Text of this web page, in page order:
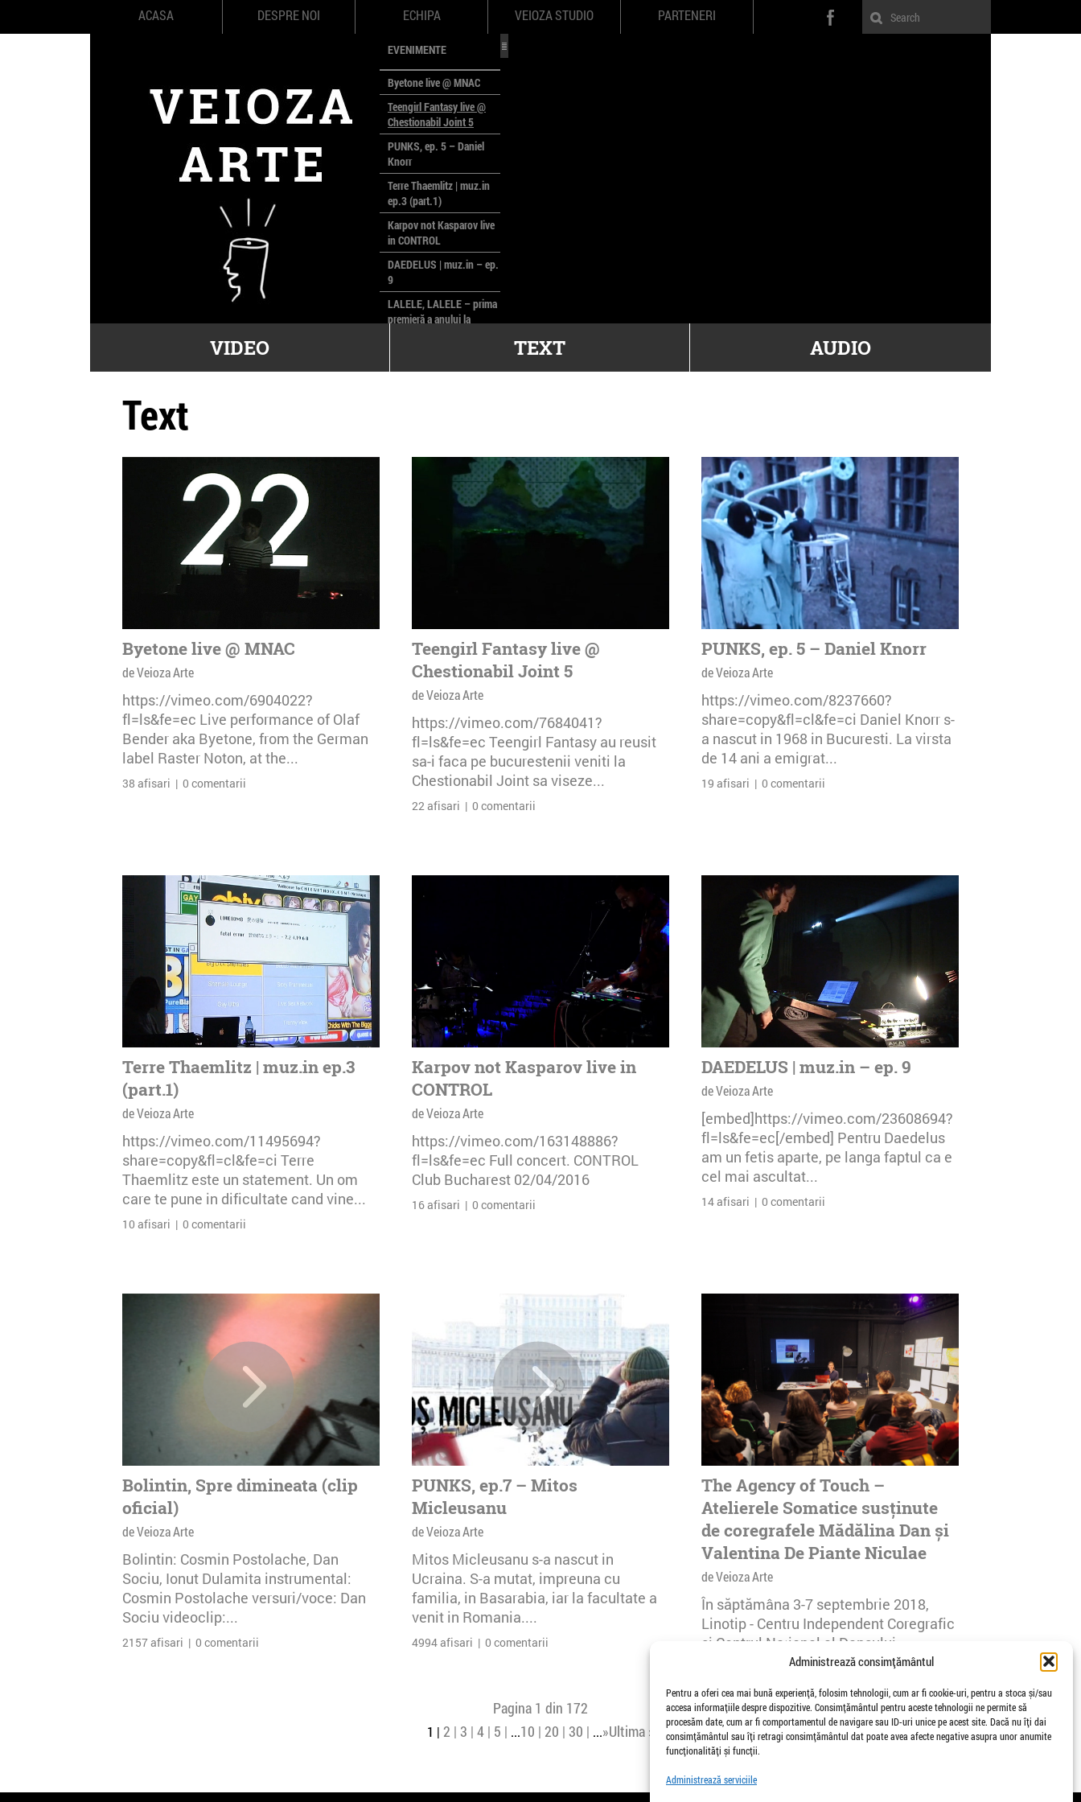
Administrează consimțământul
Pentru a oferi cea mai bună experiență, folosim tehnologii, cum ar fi cookie-uri, pentru a stoca și/sau
accesa informațiile despre dispozitive. Consimțământul pentru aceste tehnologii ne permite să
procesăm date, cum ar fi comportamentul de navigare sau ID-uri unice pe acest site. Dacă nu îți dai
consimțământul sau îți retragi consimțământul dat poate avea afecte negative asupra unor anumite
funcționalități și funcții.
Administrează serviciile
ACASA DESPRE NOI ECHIPA VEIOZA STUDIO PARTENERI
EVENIMENTE
Byetone live @ MNAC
Teengirl Fantasy live @
Chestionabil Joint 5
PUNKS, ep. 5 – Daniel
Knorr
Terre Thaemlitz | muz.in
ep.3 (part.1)
Karpov not Kasparov live
in CONTROL
DAEDELUS | muz.in – ep.
9
LALELE, LALELE – prima
premieră a anului la
poloneze la București
VIDEO TEXT AUDIO
Text
Byetone live @ MNAC
de Veioza Arte
https://vimeo.com/6904022?
fl=ls&fe=ec Live performance of Olaf
Bender aka Byetone, from the German
label Raster Noton, at the...
38 afisari | 0 comentarii
Teengirl Fantasy live @
Chestionabil Joint 5
de Veioza Arte
https://vimeo.com/7684041?
fl=ls&fe=ec Teengirl Fantasy au reusit
sa-i faca pe bucurestenii veniti la
Chestionabil Joint sa viseze...
22 afisari | 0 comentarii
PUNKS, ep. 5 – Daniel Knorr
de Veioza Arte
https://vimeo.com/8237660?
share=copy&fl=cl&fe=ci Daniel Knorr s-
a nascut in 1968 in Bucuresti. La virsta
de 14 ani a emigrat...
19 afisari | 0 comentarii
Terre Thaemlitz | muz.in ep.3
(part.1)
de Veioza Arte
https://vimeo.com/11495694?
share=copy&fl=cl&fe=ci Terre
Thaemlitz este un statement. Un om
care te pune in dificultate cand vine...
10 afisari | 0 comentarii
Karpov not Kasparov live in
CONTROL
de Veioza Arte
https://vimeo.com/163148886?
fl=ls&fe=ec Full concert. CONTROL
Club Bucharest 02/04/2016
16 afisari | 0 comentarii
DAEDELUS | muz.in – ep. 9
de Veioza Arte
[embed]https://vimeo.com/23608694?
fl=ls&fe=ec[/embed] Pentru Daedelus
am un fetis aparte, pe langa faptul ca e
cel mai ascultat...
14 afisari | 0 comentarii
Bolintin, Spre dimineata (clip
oficial)
de Veioza Arte
Bolintin: Cosmin Postolache, Dan
Sociu, Ionut Dulamita instrumental:
Cosmin Postolache versuri/voce: Dan
Sociu videoclip:...
2157 afisari | 0 comentarii
PUNKS, ep.7 – Mitos
Micleusanu
de Veioza Arte
Mitos Micleusanu s-a nascut in
Ucraina. S-a mutat, impreuna cu
familia, in Basarabia, iar la facultate a
venit in Romania....
4994 afisari | 0 comentarii
The Agency of Touch –
Atelierele Somatice susținute
de coregrafele Mădălina Dan și
Valentina De Piante Niculae
de Veioza Arte
În săptămâna 3-7 septembrie 2018,
Linotip - Centru Independent Coregrafic
și Centrul Național al Dansului
30 afisari | 0 comentarii
Pagina 1 din 172
1 2 3 4 5 ...10 20 30 ...»Ultima »